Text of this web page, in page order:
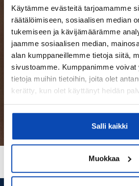
Käytämme evästeitä tarjoamamme
räätälöimiseen, sosiaalisen median
tukemiseen ja kävijämäärämme
jaamme sosiaalisen median,
alan kumppaneillemme tietoja siitä,
sivustoamme. Kumppanimme voivat
tietoja muihin tietoihin, joita olet
kerätty, kun olet käyttänyt heidän
Salli kaikki
Muokkaa
LUE LISÄÄ